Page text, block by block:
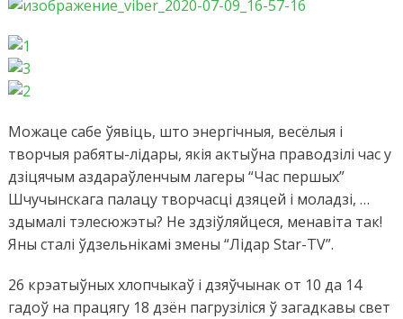
Можаце сабе ўявіць, што энергічныя, весёлыя і
творчыя рабяты-лідары, якія актыўна праводзілі час у
дзіцячым аздараўленчым лагеры “Час першых”
Шчучынскага палацу творчасці дзяцей і моладзі, …
здымалі тэлесюжэты? Не здзіўляйцеся, менавіта так!
Яны сталі ўдзельнікамі змены “Лідар Star-ТV”.
26 крэатыўных хлопчыкаў і дзяўчынак от 10 да 14
гадоў на працягу 18 дзён пагрузіліся ў загадкавы свет